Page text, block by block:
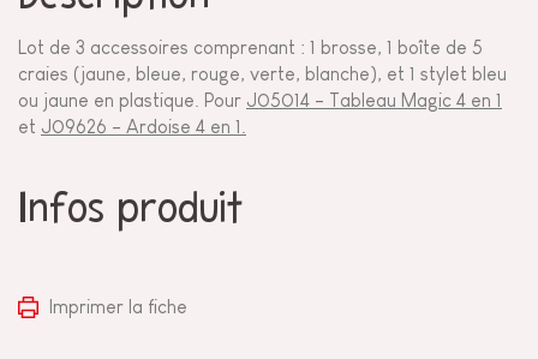
Lot de 3 accessoires comprenant : 1 brosse, 1 boîte de 5
craies (jaune, bleue, rouge, verte, blanche), et 1 stylet bleu
ou jaune en plastique. Pour J05014 - Tableau Magic 4 en 1
et J09626 - Ardoise 4 en 1.
Infos produit
Imprimer la fiche